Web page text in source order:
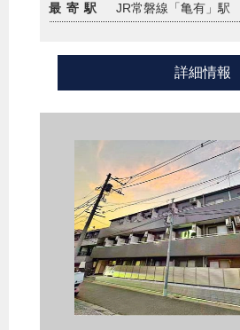
最寄駅
JR常磐線「亀有」駅
詳細情報